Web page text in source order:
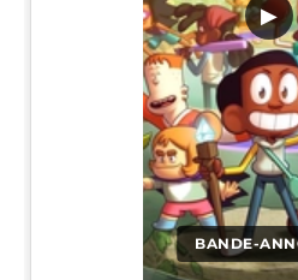
BANDE-
▶